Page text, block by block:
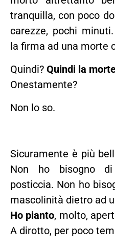
tranquilla, con poco
carezze, pochi
la firma ad una morte
Quindi? Quindi la
Onestamente?
Non lo so.
Sicuramente è più
Non ho bisogno di
posticcia. Non ho
mascolinità dietro ad
Ho pianto, molto,
A dirotto, per poco